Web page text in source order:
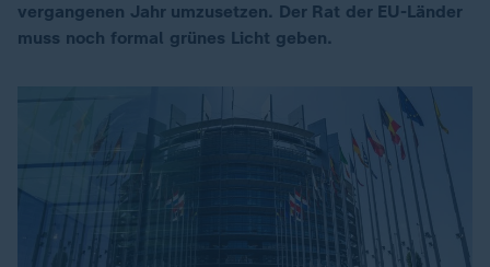
vergangenen Jahr umzusetzen. Der Rat der EU-Länder
muss noch formal grünes Licht geben.